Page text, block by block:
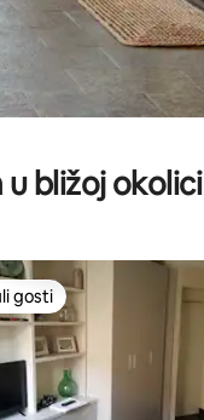
u bližoj okolici
gosti
gosti